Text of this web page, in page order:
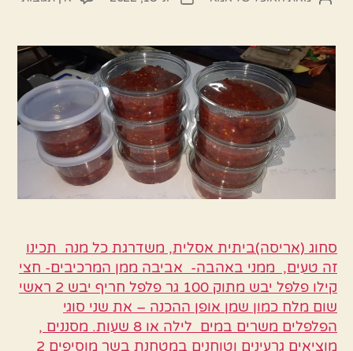
סחוג (אריסה)ביתית אסלית, משדרגת כל מנה תכינו
זה טעים, ממני באהבה- אביבה ממן המרכיבים- חצי
קילו פלפל יבש מתוק 100 גר פלפל חריף יבש 2 ראשי
שום מלח כמון שמן אופן ההכנה – את שני סוגי
הפלפלים משרים במים לילה או 8 שעות. מסננים ,
מוציאים גרעינים וטוחנים במטחנת בשר מוסיפים 2